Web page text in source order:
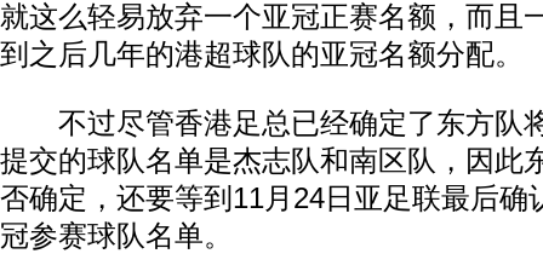
就这么轻易放弃一个亚冠正赛名额，而且
到之后几年的港超球队的亚冠名额分配。
不过尽管香港足总已经确定了东方队
提交的球队名单是杰志队和南区队，因此
否确定，还要等到11月24日亚足联最后确
冠参赛球队名单。